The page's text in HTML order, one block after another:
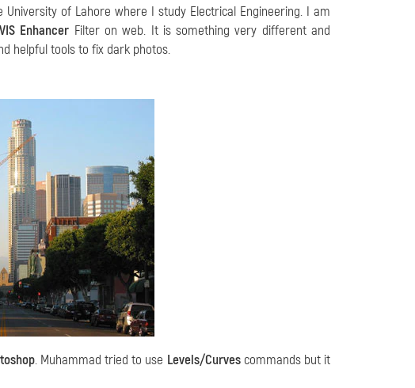
of Lahore where I study Electrical Engineering. I am
Enhancer Filter on web. It is something very different and
helpful tools to fix dark photos.
. Muhammad tried to use Levels/Curvescommands but it